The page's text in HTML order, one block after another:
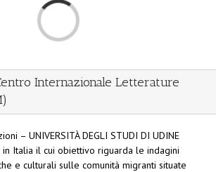
Loading...
Internazionale Letterature
– UNIVERSITÀ DEGLI STUDI DI UDINE
Italia il cui obiettivo riguarda le indagini
e culturali sulle comunità migranti situate